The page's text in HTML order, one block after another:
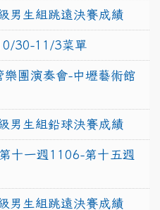
男生組跳遠決賽成績
30-11/3菜單
團演奏會-中壢藝術館
男生組鉛球決賽成績
十一週1106-第十五週
男生組跳遠決賽成績